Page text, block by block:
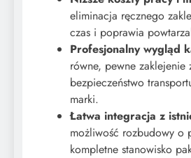
eliminacja ręcznego
czas i poprawia
Profesjonalny wygląd
równe, pewne zaklejenie
bezpieczeństwo
marki.
Łatwa integracja z
możliwość rozbudowy o
kompletne stanowisko